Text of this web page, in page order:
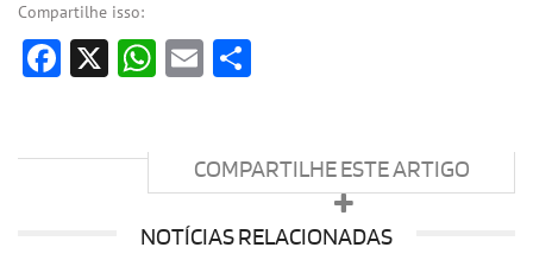
Compartilhe isso:
Facebook
X WhatsApp
Email
COMPARTILHE ESTE ARTIGO
NOTÍCIAS RELACIONADAS